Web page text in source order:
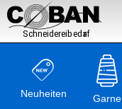

Neuheiten Garne